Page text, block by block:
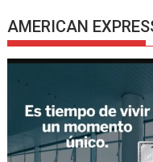
AMERICAN